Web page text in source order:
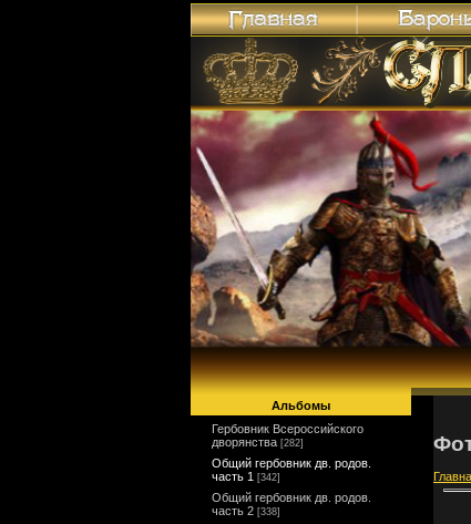
Альбомы
Гербовник Всероссийского
дворянства [282]
Общий гербовник дв. родов.
часть 1 [342]
Общий гербовник дв. родов.
часть 2 [338]